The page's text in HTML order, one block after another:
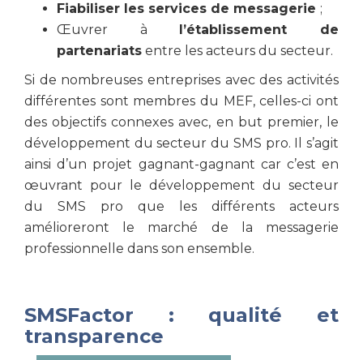
Fiabiliser les services de messagerie ;
Œuvrer à l’établissement de
partenariats entre les acteurs du secteur.
Si de nombreuses entreprises avec des activités
différentes sont membres du MEF, celles-ci ont
des objectifs connexes avec, en but premier, le
développement du secteur du SMS pro. Il s’agit
ainsi d’un projet gagnant-gagnant car c’est en
œuvrant pour le développement du secteur
du SMS pro que les différents acteurs
amélioreront le marché de la messagerie
professionnelle dans son ensemble.
SMSFactor : qualité et
transparence